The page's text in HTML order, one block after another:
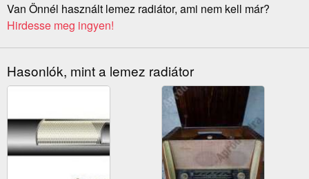
Van Önnél használt lemez radiátor, ami nem kell már?
Hirdesse meg ingyen!
Hasonlók, mint a lemez radiátor